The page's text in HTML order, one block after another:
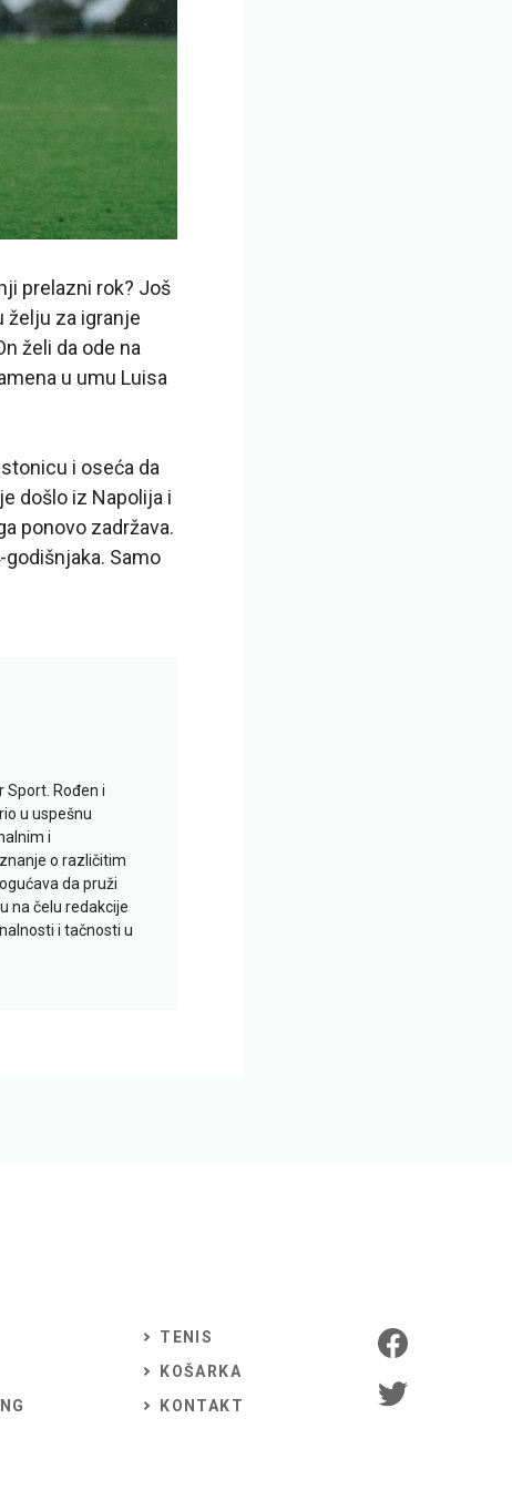
prelazni rok? Još
želju za igranje
želi da ode na
u umu Luisa
i oseća da
došlo iz Napolija i
ponovo zadržava.
Samo
Sport. Rođen i
u uspešnu
i
o različitim
da pruži
na čelu redakcije
i tačnosti u
TENIS
KOŠARKA
KONTAKT